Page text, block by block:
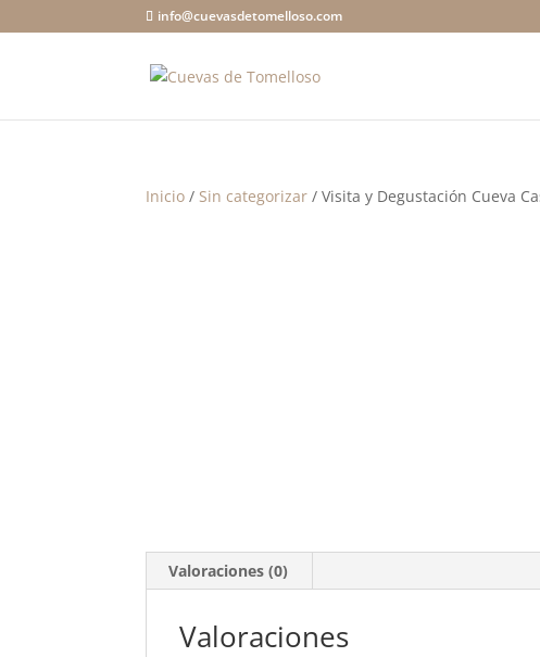
info@cuevasdetomelloso.com
Inicio / Sin categorizar / Visita y Degustación Cueva
Valoraciones (0)
Valoraciones